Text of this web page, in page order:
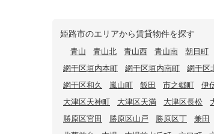
姫路市のエリアから賃貸物件を探す
青山 青山北 青山西 青山南 朝日町
網干区垣内本町
網干区垣内南町 網干区
網干区和久
嵐山町 飯田 市之郷町 伊
大津区天神町
大津区天満 大津区長松
勝原区宮田
勝原区山戸 勝原区丁 兼田